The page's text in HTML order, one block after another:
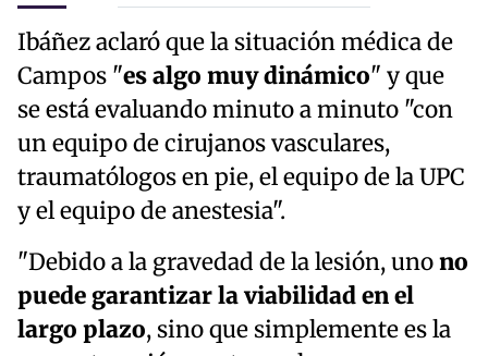
Ibáñez aclaró que la situación médica de
Campos "es algo muy dinámico" y que
se está evaluando minuto a minuto "con
un equipo de cirujanos vasculares,
traumatólogos en pie, el equipo de la UPC
y el equipo de anestesia".
"Debido a la gravedad de la lesión, unono
puede garantizar la viabilidad en el
largo plazo, sino que simplemente es la